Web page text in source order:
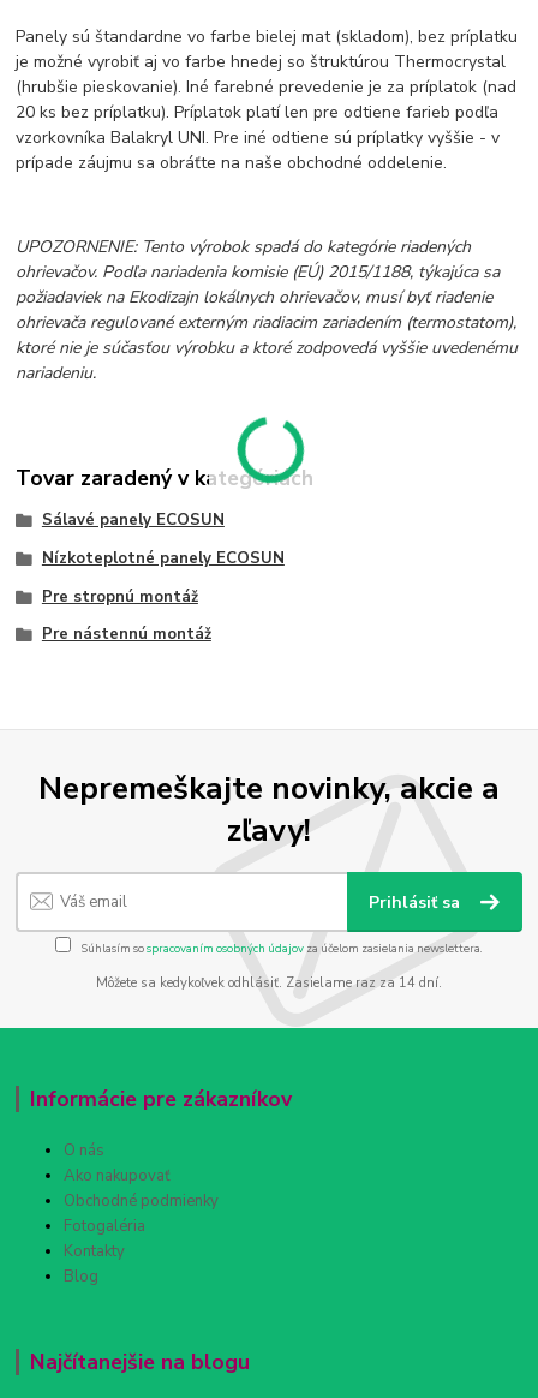
Panely sú štandardne vo farbe bielej mat (skladom), bez príplatku
je možné vyrobiť aj vo farbe hnedej so štruktúrou Thermocrystal
(hrubšie pieskovanie). Iné farebné prevedenie je za príplatok (nad
20 ks bez príplatku). Príplatok platí len pre odtiene farieb podľa
vzorkovníka Balakryl UNI. Pre iné odtiene sú príplatky vyššie - v
prípade záujmu sa obráťte na naše obchodné oddelenie.
UPOZORNENIE: Tento výrobok spadá do kategórie riadených
ohrievačov. Podľa nariadenia komisie (EÚ) 2015/1188, týkajúca sa
požiadaviek na Ekodizajn lokálnych ohrievačov, musí byť riadenie
ohrievača regulované externým riadiacim zariadením (termostatom),
ktoré nie je súčasťou výrobku a ktoré zodpovedá vyššie uvedenému
nariadeniu.
Tovar zaradený v kategóriách
Sálavé panely ECOSUN
Nízkoteplotné panely ECOSUN
Pre stropnú montáž
Pre nástennú montáž
Nepremeškajte novinky, akcie a
zľavy!
Prihlásiť sa
Súhlasím sospracovaním osobných údajov za účelom zasielania newslettera.
Môžete sa kedykoľvek odhlásiť. Zasielame raz za 14 dní.
Informácie pre zákazníkov
O nás
Ako nakupovať
Obchodné podmienky
Fotogaléria
Kontakty
Blog
Najčítanejšie na blogu